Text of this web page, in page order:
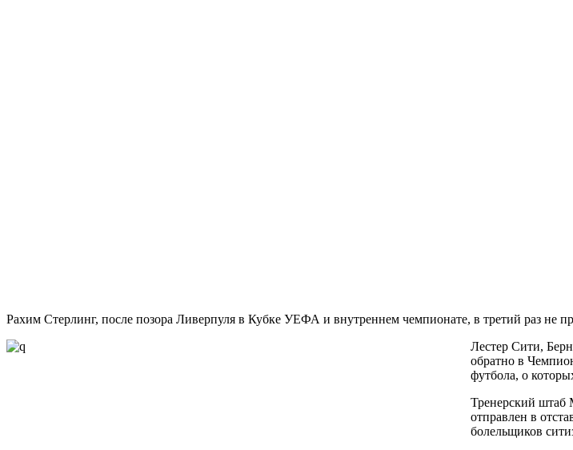
Рахим Стерлинг, после позора Ливерпуля в Кубке УЕФА и внутреннем чемпионате, в третий раз не
Лестер Сити,
обратно в
футбола, о
Тренерский штаб
отправлен в
болельщиков